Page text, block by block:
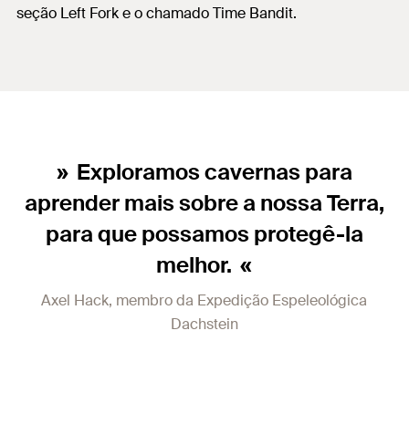
seção Left Fork e o chamado Time Bandit.
Exploramos cavernas para
aprender mais sobre a nossa Terra,
para que possamos protegê-la
melhor.
Axel Hack, membro da Expedição Espeleológica
Dachstein